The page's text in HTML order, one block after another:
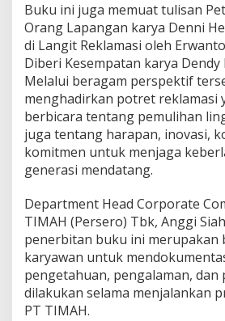
Buku ini juga memuat tulisan
Orang Lapangan karya Denni
di Langit Reklamasi oleh
Diberi Kesempatan karya Dendy
Melalui beragam perspektif
menghadirkan potret reklamasi
berbicara tentang pemulihan
juga tentang harapan, inovasi,
komitmen untuk menjaga
generasi mendatang.
Department Head Corporate
TIMAH (Persero) Tbk, Anggi
penerbitan buku ini merupakan
karyawan untuk
pengetahuan, pengalaman,
dilakukan selama menjalankan
PT TIMAH.